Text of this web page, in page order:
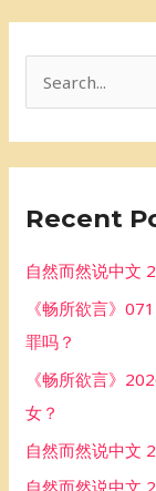
c
f
r
Recent
自然而然说中文
《畅所欲言》
罪吗？
《畅所欲言》
女？
自然而然说中文